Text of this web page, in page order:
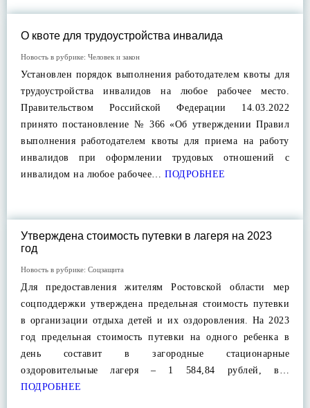
О квоте для трудоустройства инвалида
Новость в рубрике: Человек и закон
Установлен порядок выполнения работодателем квоты для
трудоустройства инвалидов на любое рабочее место.
Правительством Российской Федерации 14.03.2022
принято постановление № 366 «Об утверждении Правил
выполнения работодателем квоты для приема на работу
инвалидов при оформлении трудовых отношений с
инвалидом на любое рабочее… ПОДРОБНЕЕ
Утверждена стоимость путевки в лагеря на 2023
год
Новость в рубрике: Соцзащита
Для предоставления жителям Ростовской области мер
соцподдержки утверждена предельная стоимость путевки
в организации отдыха детей и их оздоровления. На 2023
год предельная стоимость путевки на одного ребенка в
день составит в загородные стационарные
оздоровительные лагеря – 1 584,84 рублей, в…
ПОДРОБНЕЕ